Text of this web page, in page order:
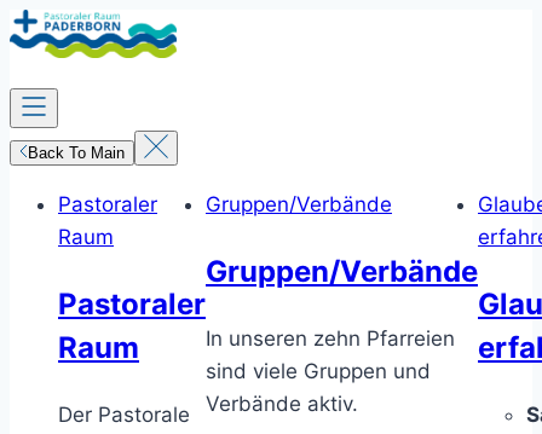
Zum
Inhalt
springen
Back To Main
Pastoraler
Raum
Pastoraler
Raum
Der Pastorale
Gruppen/Verbände
Gruppen/Verbände
In unseren zehn Pfarreien
sind viele Gruppen und
Verbände aktiv.